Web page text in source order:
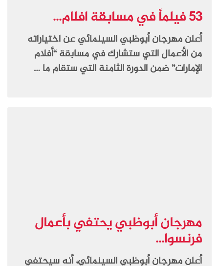
53 فيلماً في مسابقة افلام...
أعلن مهرجان أبوظبي السينمائي عن اختياراته
من الأعمال التي ستشارك في مسابقة “أفلام
الإمارات” ضمن الدورة الثامنة التي ستقام ما …
مهرجان أبوظبي يحتفي بأعمال
فرنسوا...
أعلن مهرجان أبوظبي السينمائي، أنه سيحتفي